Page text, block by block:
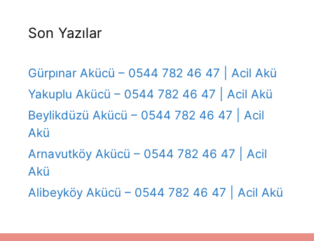
Son Yazılar
Gürpınar Akücü – 0544 782 46 47 | Acil Akü
Yakuplu Akücü – 0544 782 46 47 | Acil Akü
Beylikdüzü Akücü – 0544 782 46 47 | Acil
Akü
Arnavutköy Akücü – 0544 782 46 47 | Acil
Akü
Alibeyköy Akücü – 0544 782 46 47 | Acil Akü